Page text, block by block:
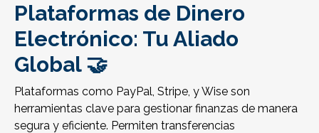
Plataformas de Dinero
Electrónico: Tu Aliado
Global 🤝
Plataformas como PayPal, Stripe, y Wise son
herramientas clave para gestionar finanzas de manera
segura y eficiente. Permiten transferencias